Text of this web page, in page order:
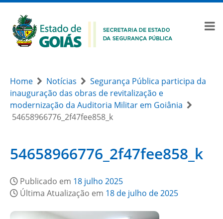
Home Notícias
Segurança Pública participa da
inauguração das obras de revitalização e
modernização da Auditoria Militar em Goiânia
54658966776_2f47fee858_k
54658966776_2f47fee858_k
Publicado em 18 julho 2025
Última Atualização em 18 de julho de 2025